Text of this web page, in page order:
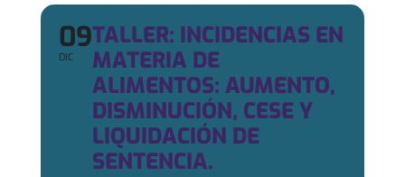
09
DIC
TALLER: INCIDENCIAS EN
MATERIA DE
ALIMENTOS: AUMENTO,
DISMINUCIÓN, CESE Y
LIQUIDACIÓN DE
SENTENCIA.